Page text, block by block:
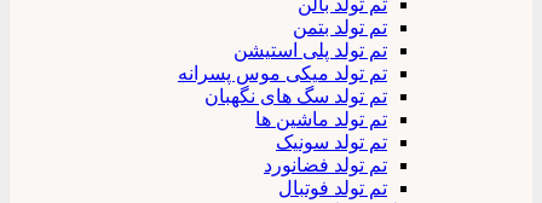
تم تولد بتمن
تم تولد پلی استیشن
تم تولد میکی موس پسرانه
تم تولد سگ های نگهبان
تم تولد ماشین ها
تم تولد سونیک
تم تولد فضانورد
تم تولد فوتبال